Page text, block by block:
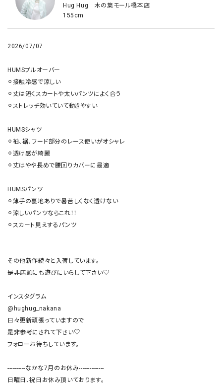
Hug Hug 木の葉モール橋本店
155cm
2026/07/07
HUMSプルオーバー
⚪︎接触冷感で涼しい
⚪︎丈は短くスカートや太いパンツによく合う
⚪︎ストレッチ効いていて動きやすい
HUMSシャツ
⚪︎袖、裾、フード部分のレース使いがオシャレ
⚪︎透け感が綺麗
⚪︎丈はやや長めで腰回りカバーに最適
HUMSパンツ
⚪︎薄手の裏地ありで暑苦しくなく透けない
⚪︎涼しいパンツならこれ！！
⚪︎スカート見えするパンツ
その他新作続々と入荷しています。
是非店頭にも遊びにいらして下さい♡
インスタグラム
@hughug_nakana
日々更新頑張っていますので
是非参考にされて下さい♡
フォローお待ちしています。
----------なかな7月のお休み--------------
日曜日、祝日お休み頂いております。